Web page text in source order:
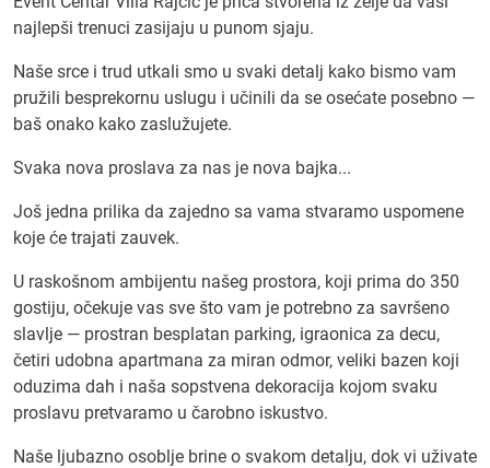
najlepši trenuci zasijaju u punom sjaju.
Naše srce i trud utkali smo u svaki detalj kako bismo vam
pružili besprekornu uslugu i učinili da se osećate posebno —
baš onako kako zaslužujete.
Svaka nova proslava za nas je nova bajka...
Još jedna prilika da zajedno sa vama stvaramo uspomene
koje će trajati zauvek.
U raskošnom ambijentu našeg prostora, koji prima do 350
gostiju, očekuje vas sve što vam je potrebno za savršeno
slavlje — prostran besplatan parking, igraonica za decu,
četiri udobna apartmana za miran odmor, veliki bazen koji
oduzima dah i naša sopstvena dekoracija kojom svaku
proslavu pretvaramo u čarobno iskustvo.
Naše ljubazno osoblje brine o svakom detalju, dok vi uživate